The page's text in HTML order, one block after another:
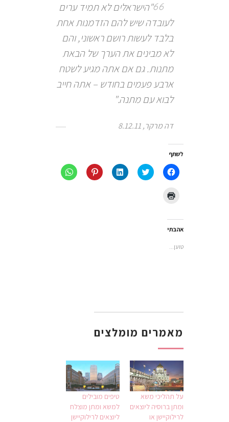
"הישראלים לא תמיד ערים
לעובדה שיש להם הזדמנות אחת
בלבד לעשות רושם ראשוני, והם
לא מבינים את הערך של הבאת
מתנות. גם אם אתה מגיע לשטח
ארבע פעמים בחודש – אתה חייב
לבוא עם מתנה."
דה מרקר, 8.12.11
לשתף
לחיצה
לשיתוף
לחצו
כדי
לחצו
כדי
לחץ
כדי
לחיצה
לשיתוף
אהבתי
טוען...
מאמרים מומלצים
על תהליכי משא
ומתן ברוסיה ליוצאים
לרילוקיישן או
טיפים מובילים
למשא ומתן מוצלח
ליוצאים לרילוקיישן